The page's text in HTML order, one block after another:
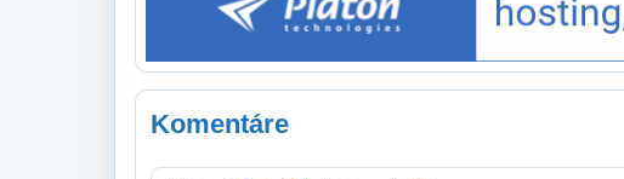
Komentáre